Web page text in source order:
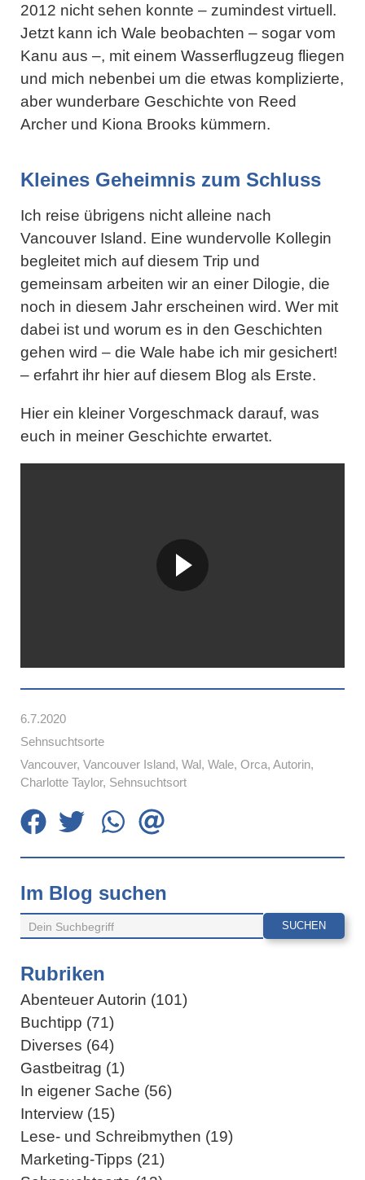
6.7.2020
Sehnsuchtsorte
Vancouver, Vancouver Island, Wal, Wale, Orca, Autorin,
Charlotte Taylor, Sehnsuchtsort
2012 nicht sehen konnte – zumindest virtuell.
Jetzt kann ich Wale beobachten – sogar vom
Kanu aus –, mit einem Wasserflugzeug fliegen
und mich nebenbei um die etwas komplizierte,
aber wunderbare Geschichte von Reed
Archer und Kiona Brooks kümmern.
Kleines Geheimnis zum Schluss
Ich reise übrigens nicht alleine nach
Vancouver Island. Eine wundervolle Kollegin
begleitet mich auf diesem Trip und
gemeinsam arbeiten wir an einer Dilogie, die
noch in diesem Jahr erscheinen wird. Wer mit
dabei ist und worum es in den Geschichten
gehen wird – die Wale habe ich mir gesichert!
– erfahrt ihr hier auf diesem Blog als Erste.
Hier ein kleiner Vorgeschmack darauf, was
euch in meiner Geschichte erwartet.
Im Blog suchen
Rubriken
Abenteuer Autorin (101)
Buchtipp (71)
Diverses (64)
Gastbeitrag (1)
In eigener Sache (56)
Interview (15)
Lese- und Schreibmythen (19)
Marketing-Tipps (21)